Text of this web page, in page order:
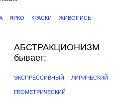
ЯРКО КРАСКИ ЖИВОПИСЬ
АБСТРАКЦИОНИЗМ
бывает:
ЭКСПРЕССИВНЫЙ ЛИРИЧЕСКИЙ
ГЕОМЕТРИЧЕСКИЙ